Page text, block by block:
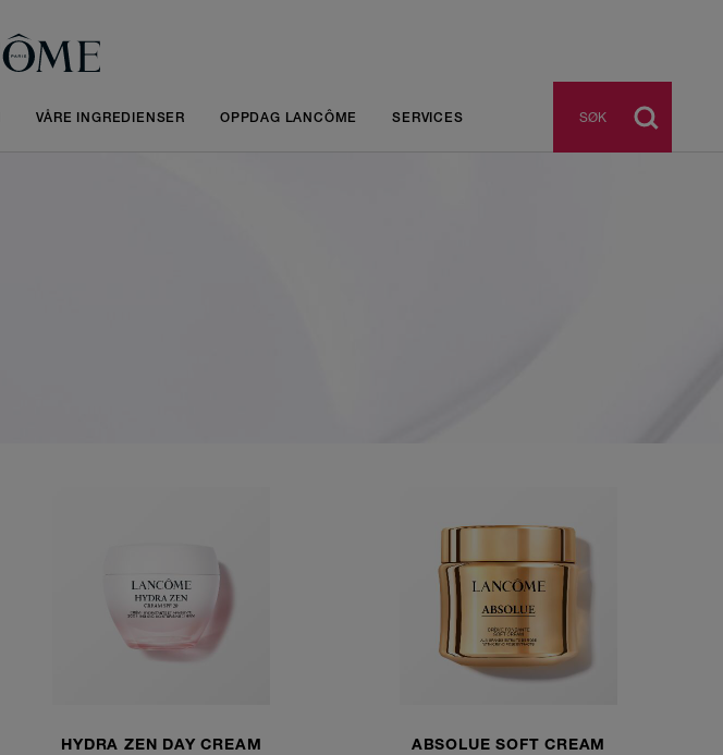
VÅRE INGREDIENSER OPPDAG LANCÔME SERVICES SØK
HYDRA ZEN DAY CREAM
ABSOLUE SOFT CREAM